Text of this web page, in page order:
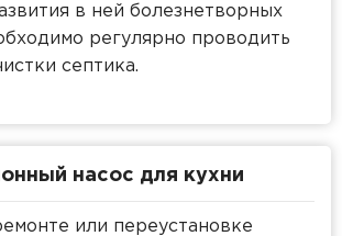
в ней болезнетворных
регулярно проводить
септика.
насос для кухни
или переустановке